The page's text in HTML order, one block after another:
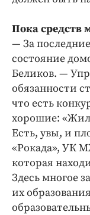
Пока средств
— За
состояние
Беликов. —
обязанности
что есть
хорошие:
Есть, увы, и
«Рокада», УК
которая
Здесь многое
их